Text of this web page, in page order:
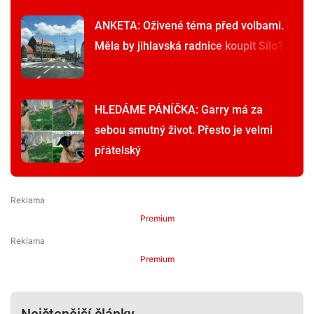
ANKETA: Oživené téma před volbami.
Měla by jihlavská radnice koupit Silo?
HLEDÁME PÁNÍČKA: Garry má za
sebou smutný život. Přesto je velmi
přátelský
Premium
Premium